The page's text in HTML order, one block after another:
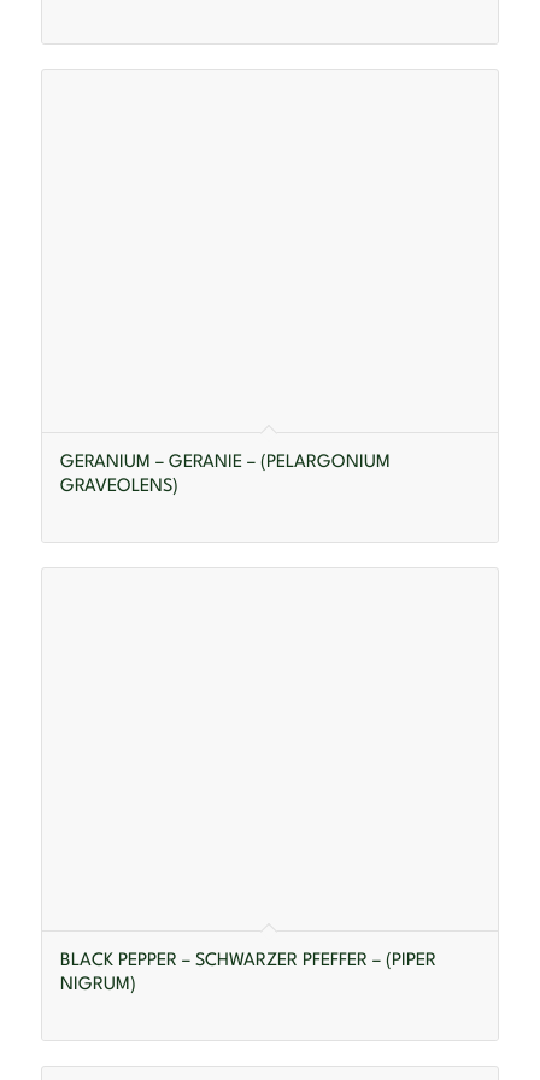
GERANIUM – GERANIE – (PELARGONIUM
GRAVEOLENS)
BLACK PEPPER – SCHWARZER PFEFFER – (PIPER
NIGRUM)